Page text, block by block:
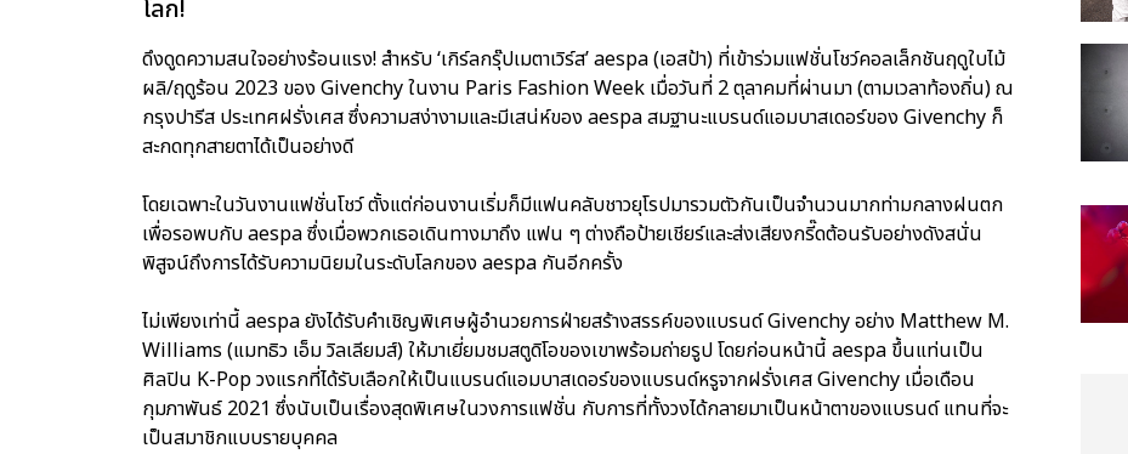
โลก!
ดึงดูดความสนใจอย่างร้อนแรง! สำหรับ ‘เกิร์ลกรุ๊ปเมตาเวิร์ส’ aespa (เอสป้า) ที่เข้าร่วมแฟชั่นโชว์คอลเล็กชันฤดูใบไม้
ผลิ/ฤดูร้อน 2023 ของ Givenchy ในงาน Paris Fashion Week เมื่อวันที่ 2 ตุลาคมที่ผ่านมา (ตามเวลาท้องถิ่น) ณ
กรุงปารีส ประเทศฝรั่งเศส ซึ่งความสง่างามและมีเสน่ห์ของ aespa สมฐานะแบรนด์แอมบาสเดอร์ของ Givenchy ก็
สะกดทุกสายตาได้เป็นอย่างดี
โดยเฉพาะในวันงานแฟชั่นโชว์ ตั้งแต่ก่อนงานเริ่มก็มีแฟนคลับชาวยุโรปมารวมตัวกันเป็นจำนวนมากท่ามกลางฝนตก
เพื่อรอพบกับ aespa ซึ่งเมื่อพวกเธอเดินทางมาถึง แฟน ๆ ต่างถือป้ายเชียร์และส่งเสียงกรี๊ดต้อนรับอย่างดังสนั่น
พิสูจน์ถึงการได้รับความนิยมในระดับโลกของ aespa กันอีกครั้ง
ไม่เพียงเท่านี้ aespa ยังได้รับคำเชิญพิเศษผู้อำนวยการฝ่ายสร้างสรรค์ของแบรนด์ Givenchy อย่าง Matthew M.
Williams (แมทธิว เอ็ม วิลเลียมส์) ให้มาเยี่ยมชมสตูดิโอของเขาพร้อมถ่ายรูป โดยก่อนหน้านี้ aespa ขึ้นแท่นเป็น
ศิลปิน K-Pop วงแรกที่ได้รับเลือกให้เป็นแบรนด์แอมบาสเดอร์ของแบรนด์หรูจากฝรั่งเศส Givenchy เมื่อเดือน
กุมภาพันธ์ 2021 ซึ่งนับเป็นเรื่องสุดพิเศษในวงการแฟชั่น กับการที่ทั้งวงได้กลายมาเป็นหน้าตาของแบรนด์ แทนที่จะ
เป็นสมาชิกแบบรายบุคคล